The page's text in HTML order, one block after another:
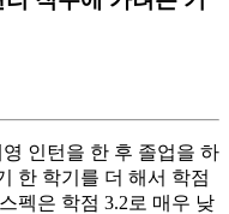
인턴을 한 후 졸업을 하
한 학기를 더 해서 학점
펙은 학점 3.2로 매우 낮